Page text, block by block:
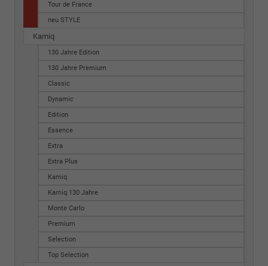
Tour de France
neu STYLE
Kamiq
130 Jahre Edition
130 Jahre Premium
Classic
Dynamic
Edition
Essence
Extra
Extra Plus
Kamiq
Kamiq 130 Jahre
Monte Carlo
Premium
Selection
Top Selection